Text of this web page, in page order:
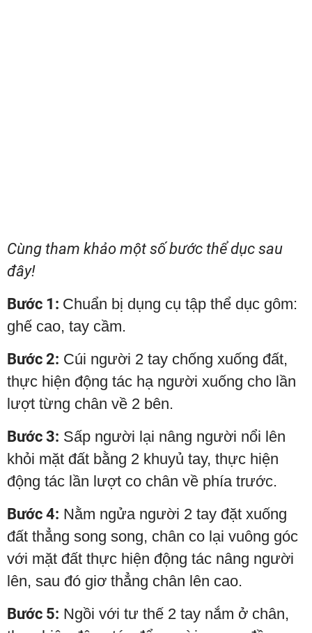
Cùng tham khảo một số bước thể dục sau
đây!
Bước 1: Chuẩn bị dụng cụ tập thể dục gôm:
ghế cao, tay cầm.
Bước 2: Cúi người 2 tay chống xuống đất,
thực hiện động tác hạ người xuống cho lần
lượt từng chân về 2 bên.
Bước 3: Sấp người lại nâng người nổi lên
khỏi mặt đất bằng 2 khuyủ tay, thực hiện
động tác lần lượt co chân về phía trước.
Bước 4: Nằm ngửa người 2 tay đặt xuống
đất thẳng song song, chân co lại vuông góc
với mặt đất thực hiện động tác nâng người
lên, sau đó giơ thẳng chân lên cao.
Bước 5: Ngồi với tư thế 2 tay nắm ở chân,